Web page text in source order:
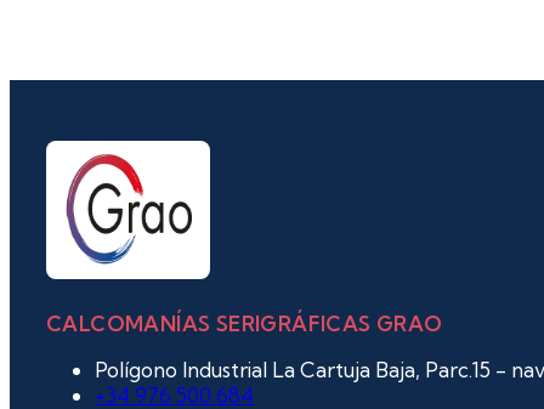
CALCOMANÍAS SERIGRÁFICAS GRAO
Polígono Industrial La Cartuja Baja, Parc.15 -
+34 976 500 684